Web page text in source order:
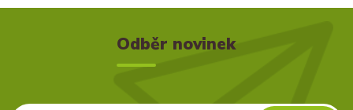
Odběr novinek